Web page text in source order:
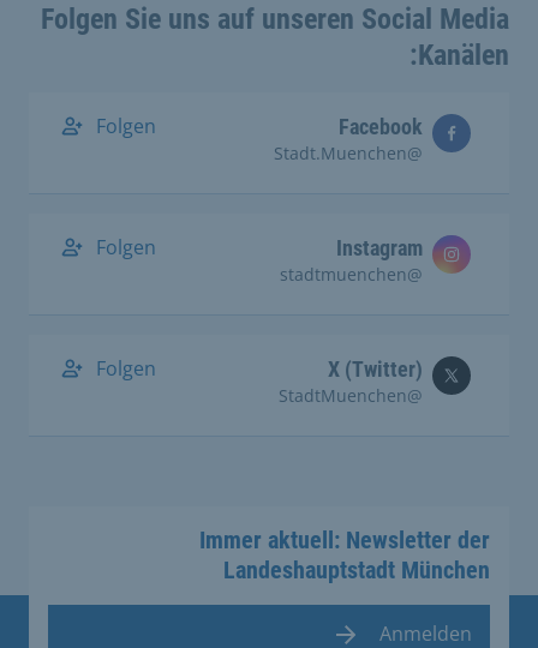
Folgen Sie uns auf unseren Social Media
Kanälen:
Facebook
@Stadt.Muenchen
Folgen
Instagram
@stadtmuenchen
Folgen
X (Twitter)
@StadtMuenchen
Folgen
Immer aktuell: Newsletter der
Landeshauptstadt München
Anmelden